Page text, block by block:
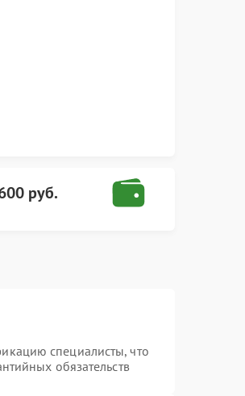
руб.
специалисты, что
обязательств